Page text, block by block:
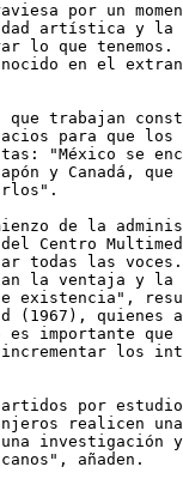
por un
artística y la
lo que
en el
trabajan
para que
"México se
y Canadá,
de la
del Centro
todas las voces.
la ventaja y la
existencia",
(1967), quienes
importante
incrementar los
por
realicen una
investigación
añaden.